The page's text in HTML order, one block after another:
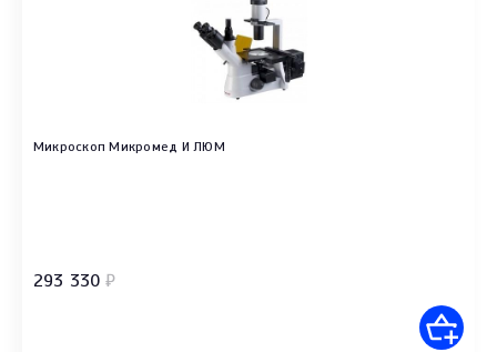
Микроскоп Микромед И ЛЮМ
293 330 ₽